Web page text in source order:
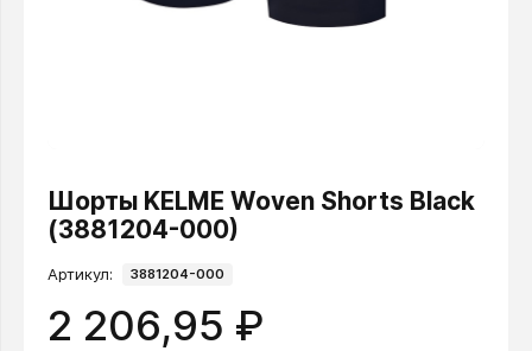
Шорты KELME Woven Shorts Black
(3881204-000)
Артикул: 3881204-000
2 206,95 ₽